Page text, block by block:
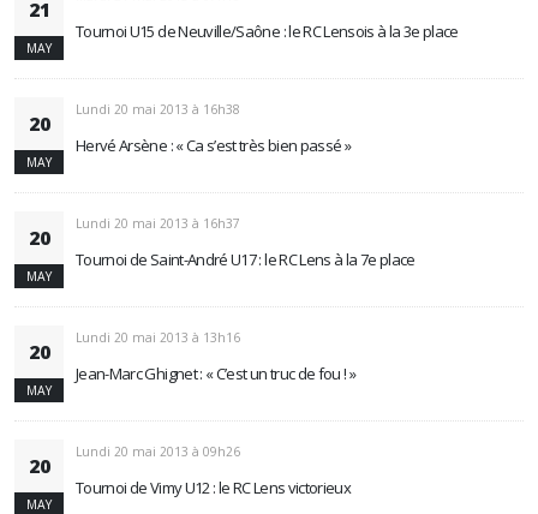
21
MAY
Tournoi U15 de Neuville/Saône : le RC Lensois à la 3e place
20
MAY
Lundi 20 mai 2013 à 16h38
Hervé Arsène : « Ca s’est très bien passé »
20
MAY
Lundi 20 mai 2013 à 16h37
Tournoi de Saint-André U17 : le RC Lens à la 7e place
20
MAY
Lundi 20 mai 2013 à 13h16
Jean-Marc Ghignet : « C’est un truc de fou ! »
20
MAY
Lundi 20 mai 2013 à 09h26
Tournoi de Vimy U12 : le RC Lens victorieux